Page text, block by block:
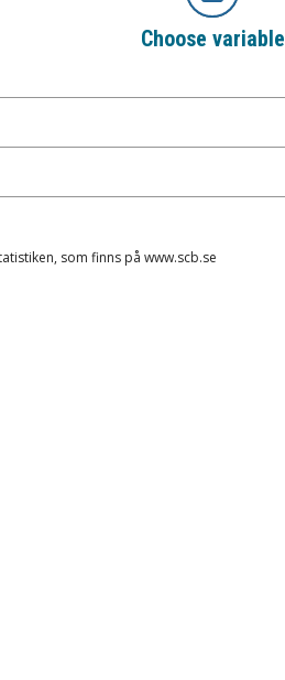
Choose variable
som finns på www.scb.se